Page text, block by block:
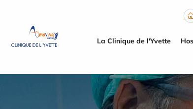
La Clinique de l'Yvette